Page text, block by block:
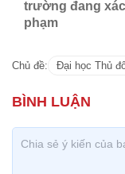
trường đang
phạm
Chủ đề: Đại học Thủ